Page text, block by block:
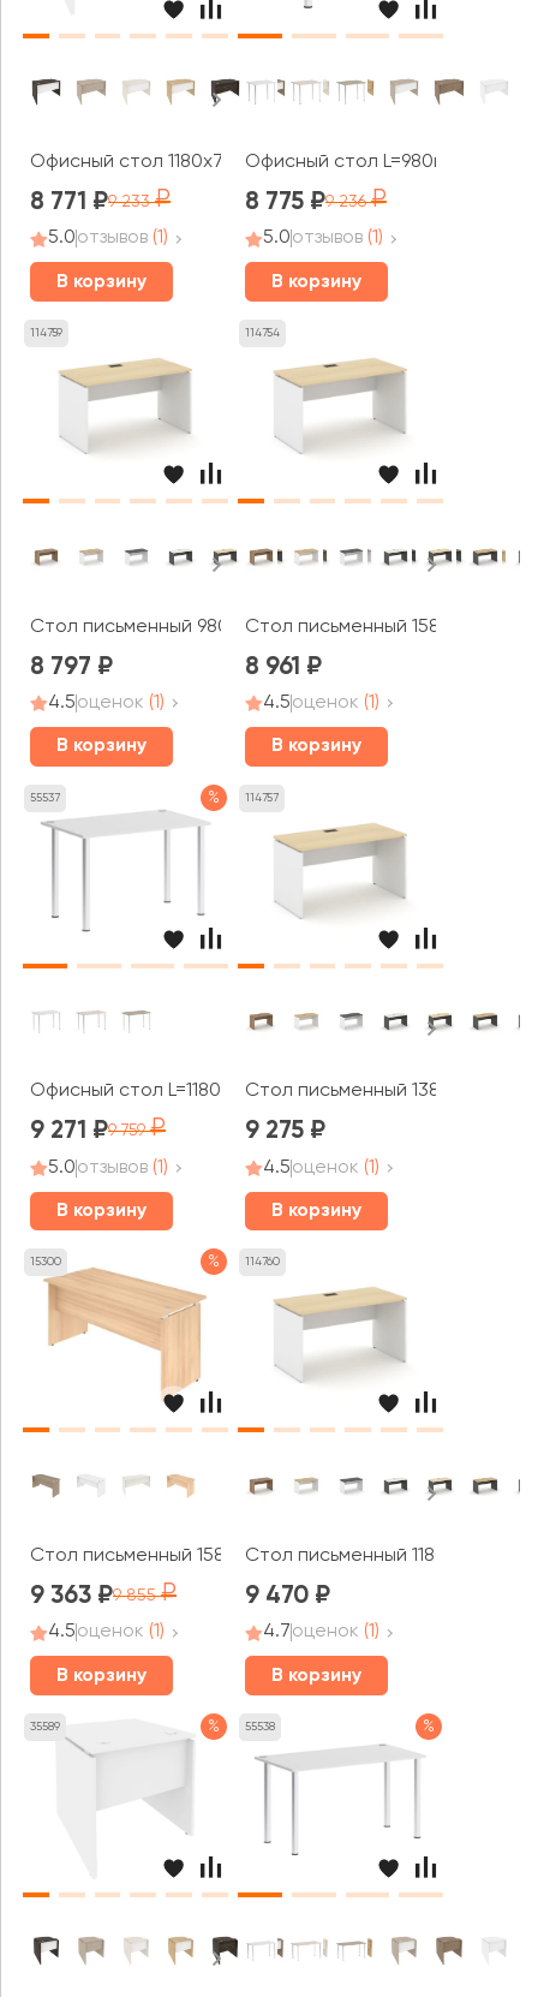
Офисный стол 1180x720x750 Оникс / Onix
8 771 9 233
5.0отзывов (1)
В корзину
Офисный стол L=980мм
8 775 9 236
5.0отзывов (1)
В корзину
114759
Стол письменный 980x800x750 Стайл Проджект /
8 797
4.5оценок (1)
В корзину
114754
Стол письменный
8 961
4.5оценок (1)
В корзину
55537 %
Офисный стол L=1180мм VR.SP-3-118 Хоум Офис / Home
9 271 9 759
5.0отзывов (1)
В корзину
114757
Стол письменный
9 275
4.5оценок (1)
В корзину
15300 %
Стол письменный 1580x720x755 Стайл Систем / Style
9 363 9 855
4.5оценок (1)
В корзину
114760
Стол письменный
9 470
4.7оценок (1)
В корзину
35589 % 55538 %